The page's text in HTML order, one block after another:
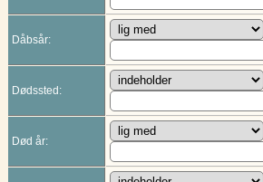
Dåbsår:
Dødssted:
Død år: